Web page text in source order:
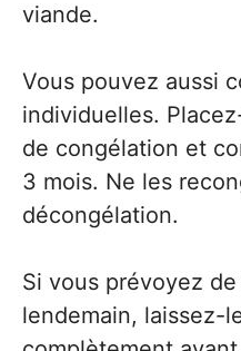
viande.
Vous pouvez aussi
individuelles.
de congélation et
3 mois. Ne les
décongélation.
Si vous prévoyez
lendemain, laissez-